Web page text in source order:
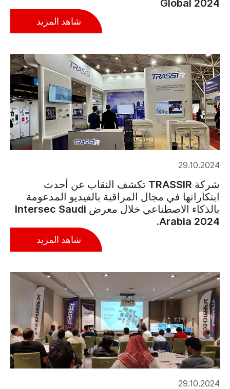
Global 2024
شاهد المزيد
29.10.2024
شركة TRASSIR تكشف النقاب عن أحدث
ابتكاراتها في مجال المراقبة بالفيديو المدعومة
بالذكاء الاصطناعي خلال معرض Intersec Saudi
Arabia 2024.
شاهد المزيد
29.10.2024